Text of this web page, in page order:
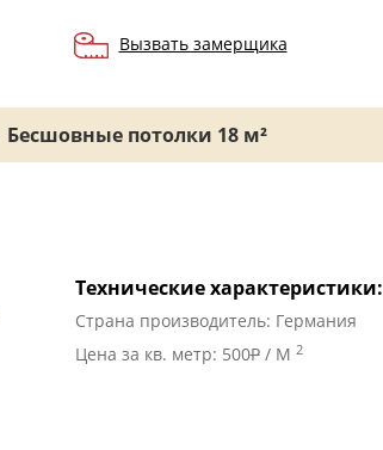
Вызвать замерщика
Бесшовные потолки 18 м²
Технические характеристики:
Страна производитель: Германия
Цена за кв. метр: 500P/ М 2